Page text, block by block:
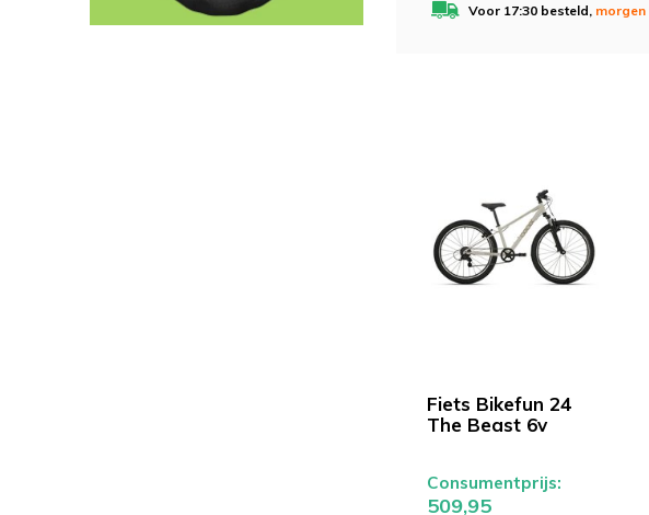
Voor 17:30 besteld, morgen
Fiets Bikefun 24
The Beast 6v
Consumentprijs:
509,95